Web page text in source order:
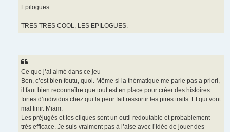
Epilogues
TRES TRES COOL, LES EPILOGUES.
Ce que j’ai aimé dans ce jeu
Ben, c’est bien foutu, quoi. Même si la thématique me parle pas a priori,
il faut bien reconnaître que tout est en place pour créer des histoires
fortes d’individus chez qui la peur fait ressortir les pires traits. Et qui vont
mal finir. Miam.
Les préjugés et les cliques sont un outil redoutable et probablement
très efficace. Je suis vraiment pas à l’aise avec l’idée de jouer des